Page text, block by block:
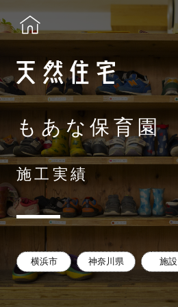
もあな保育園
施工実績
横浜市 神奈川県 施設